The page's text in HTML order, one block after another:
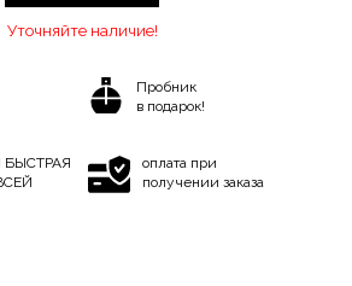
Уточняйте наличие!
Пробник
в подарок!
БЫСТРАЯ
оплата при
получении заказа